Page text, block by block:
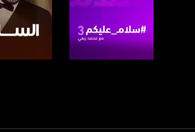
#أكتواليا هو برنامج يُبث في نهاية الأسبوع ويتطرق لأهم الأخبار
لأن الشخصي هو السياسي ولا يمكن الفصل بينهما يطرح "أكتواليا
يتم - من خلال البرنامج- استعراض أهم القضايا التي تؤثر على
التطرق للأخبار وأهم العناوين التي جاءت في الصحافة الاسرائيلية،
كما نستشف آراء الناس في تقارير/ استفتاءات حية نجريها في
ويتم استعراض محاور وقضايا مركزية من خلال استضافة ضيوف من